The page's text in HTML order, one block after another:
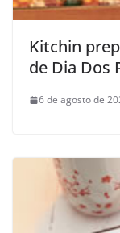
Kitchin
de Dia Dos
6 de agosto de